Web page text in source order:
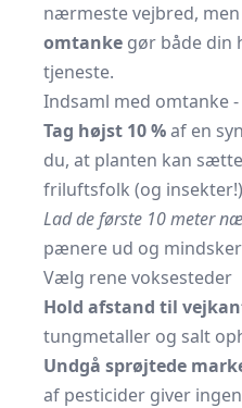
nærmeste vejbred, men
omtanke gør både din
tjeneste.
Indsaml med omtanke
Tag højst 10 %af en
du, at planten kan
friluftsfolk (og
Lad de første 10 meter
pænere ud og
Vælg rene voksesteder
Hold afstand til
tungmetaller og salt
Undgå sprøjtede
af pesticider giver